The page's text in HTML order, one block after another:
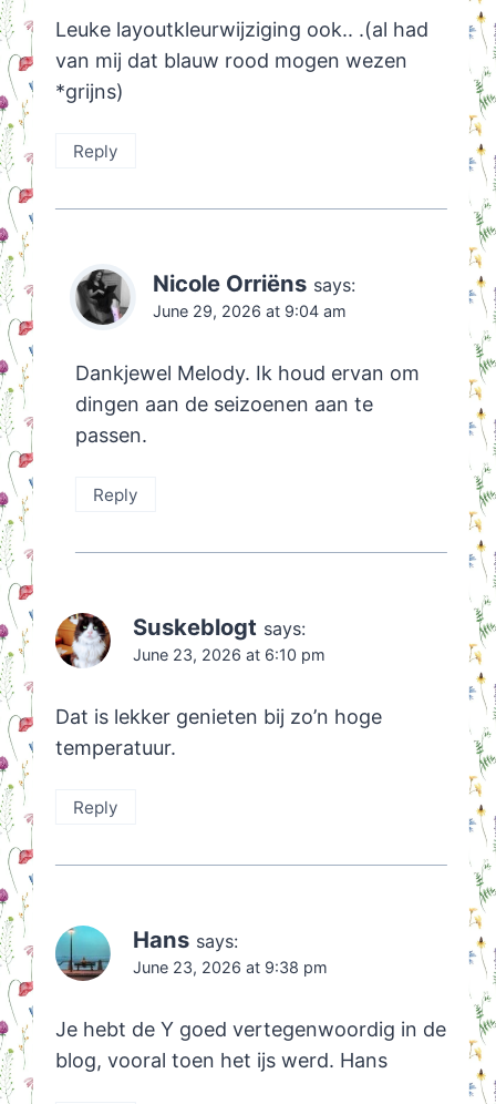
Leuke layoutkleurwijziging ook.. .(al had
van mij dat blauw rood mogen wezen
*grijns)
Reply
Nicole Orriëns says:
June 29, 2026 at 9:04 am
Dankjewel Melody. Ik houd ervan om
dingen aan de seizoenen aan te
passen.
Reply
Suskeblogt says:
June 23, 2026 at 6:10 pm
Dat is lekker genieten bij zo’n hoge
temperatuur.
Reply
Hans says:
June 23, 2026 at 9:38 pm
Je hebt de Y goed vertegenwoordig in de
blog, vooral toen het ijs werd. Hans